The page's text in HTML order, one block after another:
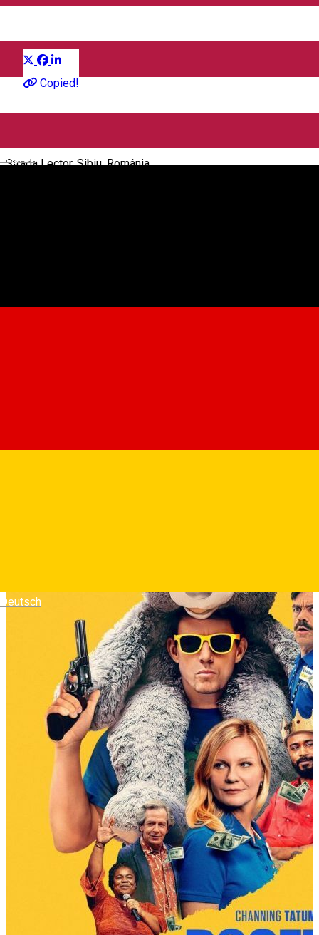
English
Deutsch
Copied!
Film
Strada Lector, Sibiu, România